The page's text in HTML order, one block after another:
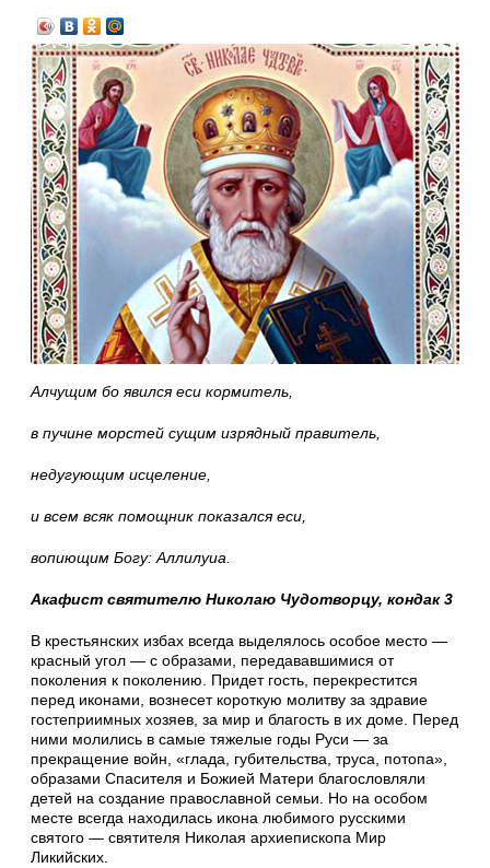
Алчущим бо явился еси кормитель,
в пучине морстей сущим изрядный правитель,
недугующим исцеление,
и всем всяк помощник показался еси,
вопиющим Богу: Аллилуиа.
Акафист святителю Николаю Чудотворцу, кондак 3
В крестьянских избах всегда выделялось особое место —
красный угол — с образами, передававшимися от
поколения к поколению. Придет гость, перекрестится
перед иконами, вознесет короткую молитву за здравие
гостеприимных хозяев, за мир и благость в их доме. Перед
ними молились в самые тяжелые годы Руси — за
прекращение войн, «глада, губительства, труса, потопа»,
образами Спасителя и Божией Матери благословляли
детей на создание православной семьи. Но на особом
месте всегда находилась икона любимого русскими
святого — святителя Николая архиепископа Мир
Ликийских.